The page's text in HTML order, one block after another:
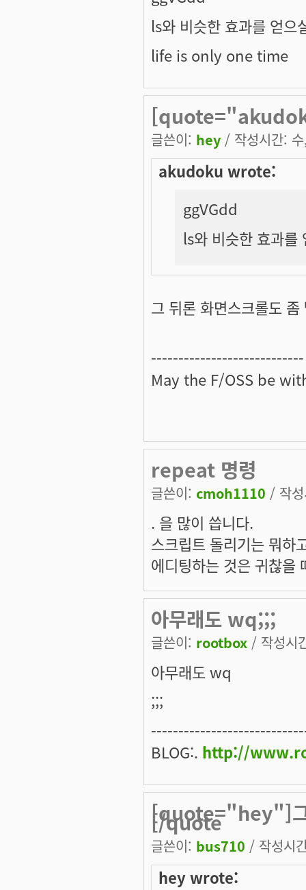
ls와 비슷한 효과를 얻으
life is only one time
글쓴이: hey / 작성시간:
akudoku wrote:
ggVGdd
ls와 비슷한 효과를
그 뒤론 화면스크롤도 좀
----------------------------
May the F/OSS be
repeat 명령
글쓴이: cmoh1110 / 작
. 을 많이 씁니다.
스크립트 돌리기는 뭐하
에디팅하는 것은 귀찮을
아무래도 wq;;;
글쓴이: rootbox / 작성시
아무래도 wq
;;;
BLOG:. http://
[quote="hey"]그
[/quote
글쓴이: bus710 / 작성시
hey wrote: